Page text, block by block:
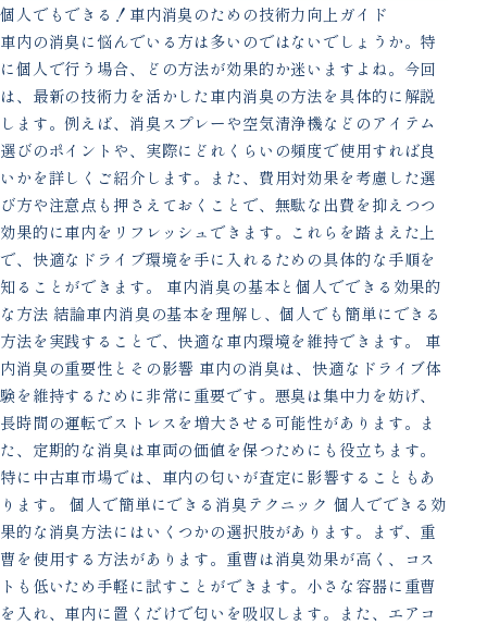
個人でもできる！車内消臭のための技術力向上ガイド
車内の消臭に悩んでいる方は多いのではないでしょうか。特
に個人で行う場合、どの方法が効果的か迷いますよね。今回
は、最新の技術力を活かした車内消臭の方法を具体的に解説
します。例えば、消臭スプレーや空気清浄機などのアイテム
選びのポイントや、実際にどれくらいの頻度で使用すれば良
いかを詳しくご紹介します。また、費用対効果を考慮した選
び方や注意点も押さえておくことで、無駄な出費を抑えつつ
効果的に車内をリフレッシュできます。これらを踏まえた上
で、快適なドライブ環境を手に入れるための具体的な手順を
知ることができます。 車内消臭の基本と個人でできる効果的
な方法 結論車内消臭の基本を理解し、個人でも簡単にできる
方法を実践することで、快適な車内環境を維持できます。 車
内消臭の重要性とその影響 車内の消臭は、快適なドライブ体
験を維持するために非常に重要です。悪臭は集中力を妨げ、
長時間の運転でストレスを増大させる可能性があります。ま
た、定期的な消臭は車両の価値を保つためにも役立ちます。
特に中古車市場では、車内の匂いが査定に影響することもあ
ります。 個人で簡単にできる消臭テクニック 個人でできる効
果的な消臭方法にはいくつかの選択肢があります。まず、重
曹を使用する方法があります。重曹は消臭効果が高く、コス
トも低いため手軽に試すことができます。小さな容器に重曹
を入れ、車内に置くだけで匂いを吸収します。また、エアコ